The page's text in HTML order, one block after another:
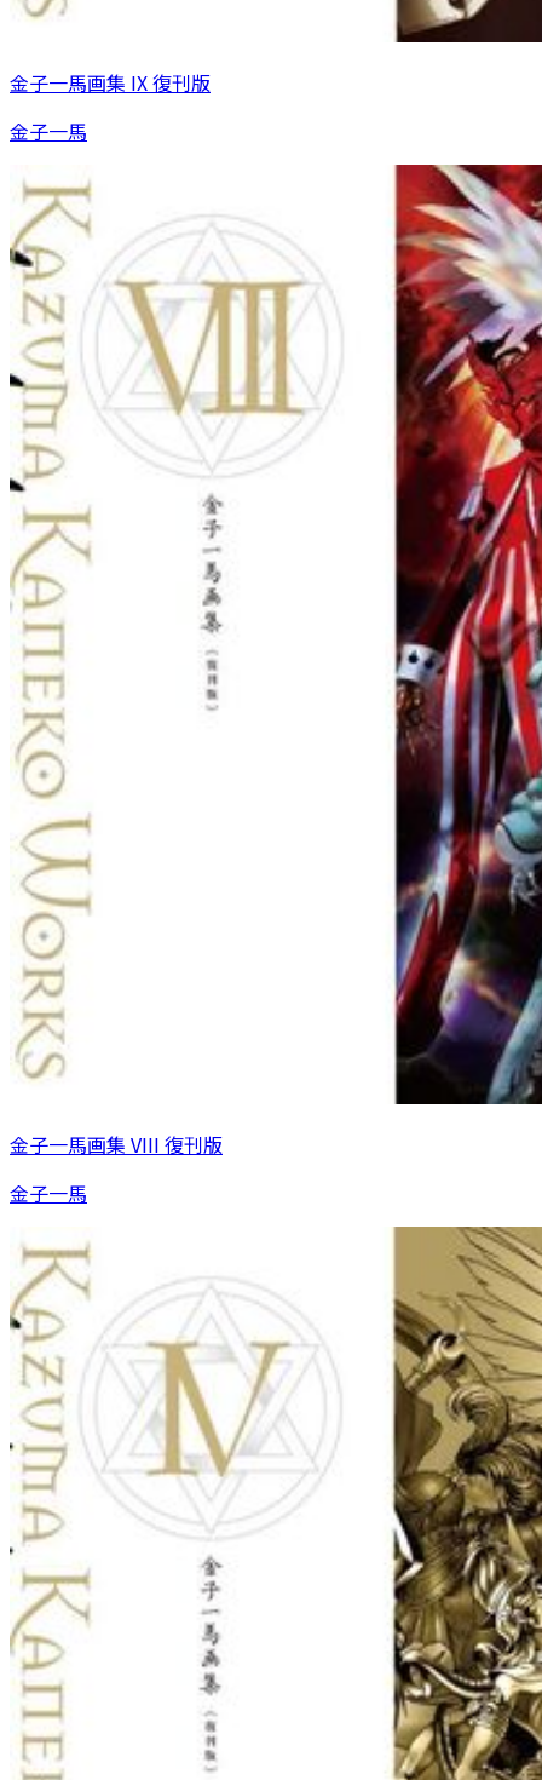
金子一馬画集 IX 復刊版
金子一馬
金子一馬画集 VIII 復刊版
金子一馬